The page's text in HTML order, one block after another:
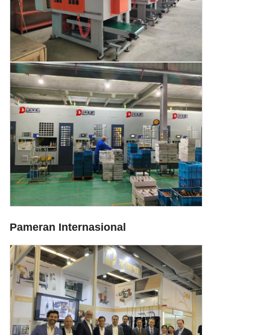
Pameran Internasional